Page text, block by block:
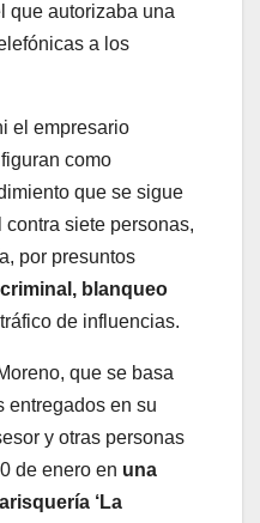
que autorizaba una
a los
el empresario
como
que se sigue
siete personas,
por presuntos
blanqueo
de influencias.
que se basa
entregados en su
y otras personas
de enero en una
‘La